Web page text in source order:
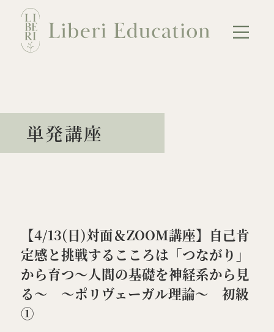
content
講座のご案内
母のための連続講座
カウンセリング BLOG
お問い合わせ プライバシーポリシー
特定商取引法表示
単発講座
【4/13(日)対面＆ZOOM講座】自己肯
定感と挑戦するこころは「つながり」
から育つ～人間の基礎を神経系から見
る～ ～ポリヴェーガル理論～ 初級
①